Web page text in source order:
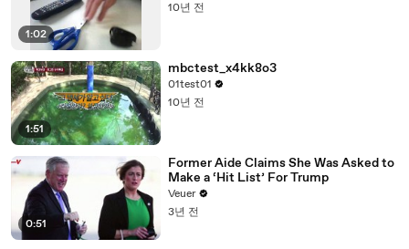
1:02
10년 전
1:51
mbctest_x4kk8o3
01test01
10년 전
0:51
Former Aide Claims She Was Asked to
Make a ‘Hit List’ For Trump
Veuer
3년 전